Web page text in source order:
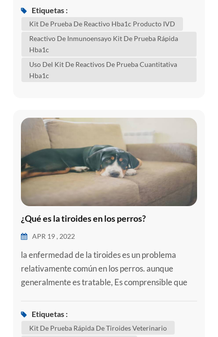
hemoglobina. la hemoglobina es la parte de los
glóbulos rojos que transporta el oxígeno desde los
hba1c muestra cuál es la cantidad promedio de
glucosa adherida a la hemoglobin...
Etiquetas :
Kit De Prueba De Reactivo Hba1c Producto IVD
Reactivo De Inmunoensayo Kit De Prueba Rápida
Hba1c
Uso Del Kit De Reactivos De Prueba Cuantitativa
Hba1c
¿Qué es la tiroides en los perros?
APR 19 , 2022
la enfermedad de la tiroides es un problema
relativamente común en los perros. aunque
generalmente es tratable, Es comprensible que
tiroides sea preocupante. aquí hay información
sobre las enfermedades tiroideas más comunes
Etiquetas :
Kit De Prueba Rápida De Tiroides Veterinario